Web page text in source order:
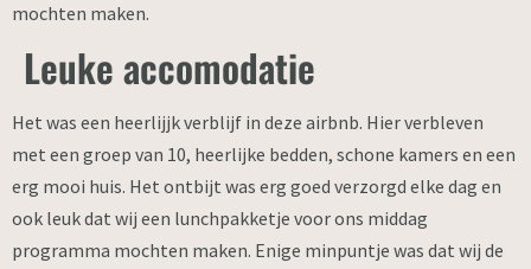
mochten maken.
Leuke accomodatie
Het was een heerlijjk verblijf in deze airbnb. Hier verbleven
met een groep van 10, heerlijke bedden, schone kamers en een
erg mooi huis. Het ontbijt was erg goed verzorgd elke dag en
ook leuk dat wij een lunchpakketje voor ons middag
programma mochten maken. Enige minpuntje was dat wij de